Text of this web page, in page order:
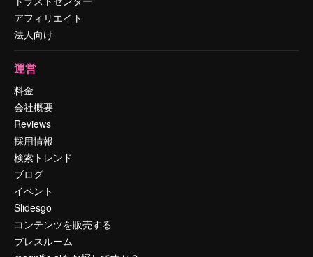
アフィリエイト
法人向け
運営
料金
会社概要
Reviews
採用情報
検索トレンド
ブログ
イベント
Slidesgo
コンテンツを販売する
プレスルーム